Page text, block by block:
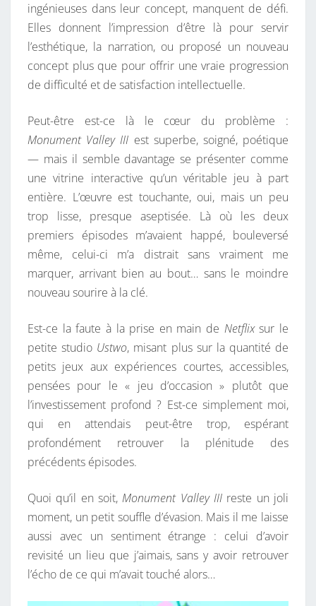
ingénieuses dans leur concept, manquent de défi.
Elles donnent l’impression d’être là pour servir
l’esthétique, la narration, ou proposé un nouveau
concept plus que pour offrir une vraie progression
de difficulté et de satisfaction intellectuelle.
Peut-être est-ce là le cœur du problème :
Monument Valley III est superbe, soigné, poétique
— mais il semble davantage se présenter comme
une vitrine interactive qu’un véritable jeu à part
entière. L’œuvre est touchante, oui, mais un peu
trop lisse, presque aseptisée. Là où les deux
premiers épisodes m’avaient happé, bouleversé
même, celui-ci m’a distrait sans vraiment me
marquer, arrivant bien au bout… sans le moindre
nouveau sourire à la clé.
Est-ce la faute à la prise en main de Netflixsur le
petite studio Ustwo, misant plus sur la quantité de
petits jeux aux expériences courtes, accessibles,
pensées pour le « jeu d’occasion » plutôt que
l’investissement profond ? Est-ce simplement moi,
qui en attendais peut-être trop, espérant
profondément retrouver la plénitude des
précédents épisodes.
Quoi qu’il en soit,Monument Valley III reste un joli
moment, un petit souffle d’évasion. Mais il me laisse
aussi avec un sentiment étrange : celui d’avoir
revisité un lieu que j’aimais, sans y avoir retrouver
l’écho de ce qui m’avait touché alors…